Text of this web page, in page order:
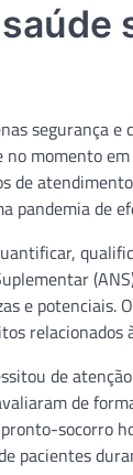
segurança
momento
de
pandemia de
e potenciais.
de
de
socorro
pacientes